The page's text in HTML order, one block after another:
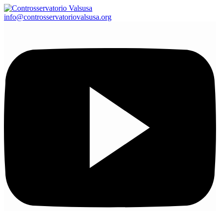
info@controsservatoriovalsusa.org